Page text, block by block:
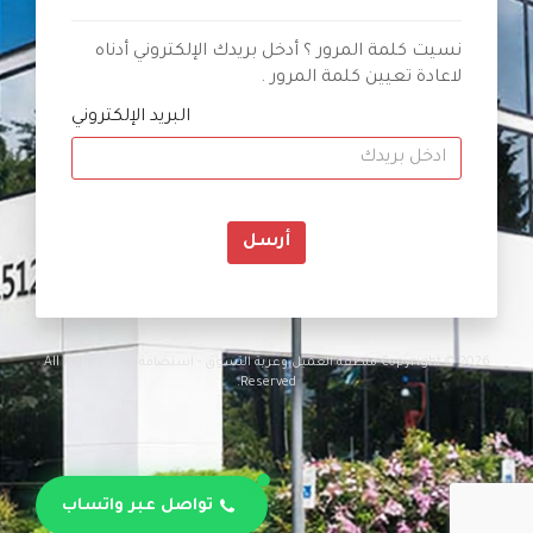
نسيت كلمة المرور ؟ أدخل بريدك الإلكتروني أدناه
لاعادة تعيين كلمة المرور .
البريد الإلكتروني
أرسل
Copyright © 2026 منطقة العميل وعربة التسوق - استضافة حياة. All Rights
Reserved.
تواصل عبر واتساب